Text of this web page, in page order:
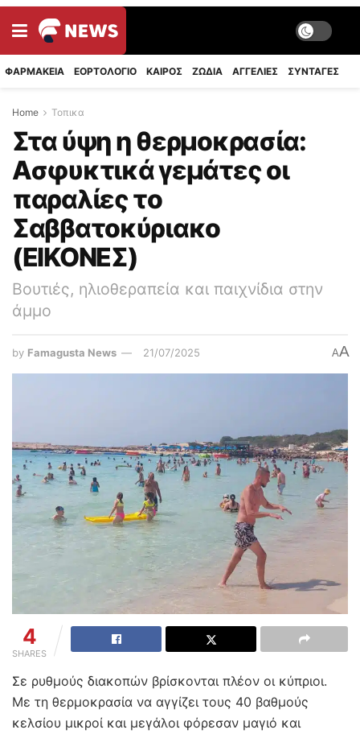
ΦΑΡΜΑΚΕΙΑ ΕΟΡΤΟΛΟΓΙΟ ΚΑΙΡΟΣ ΖΩΔΙΑ ΑΓΓΕΛΙΕΣ ΣΥΝΤΑΓΈΣ
Home Τοπικα
Στα ύψη η θερμοκρασία:
Ασφυκτικά γεμάτες οι
παραλίες το
Σαββατοκύριακο
(ΕΙΚΟΝΕΣ)
Βουτιές, ηλιοθεραπεία και παιχνίδια στην
άμμο
by Famagusta News 21/07/2025 AA
4
SHARES
Σε ρυθμούς διακοπών βρίσκονται πλέον οι κύπριοι.
Με τη θερμοκρασία να αγγίζει τους 40 βαθμούς
κελσίου μικροί και μεγάλοι φόρεσαν μαγιό και